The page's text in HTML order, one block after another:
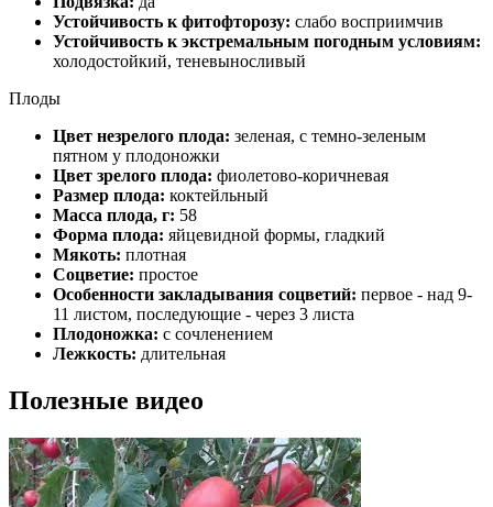
Устойчивость к фитофторозу: слабо восприимчив
Устойчивость к экстремальным погодным условиям:
холодостойкий, теневыносливый
Плоды
Цвет незрелого плода: зеленая, с темно-зеленым
пятном у плодоножки
Цвет зрелого плода: фиолетово-коричневая
Размер плода: коктейльный
Масса плода, г: 58
Форма плода: яйцевидной формы, гладкий
Мякоть: плотная
Соцветие: простое
Особенности закладывания соцветий: первое - над 9-
11 листом, последующие - через 3 листа
Плодоножка: с сочленением
Лежкость: длительная
Полезные видео